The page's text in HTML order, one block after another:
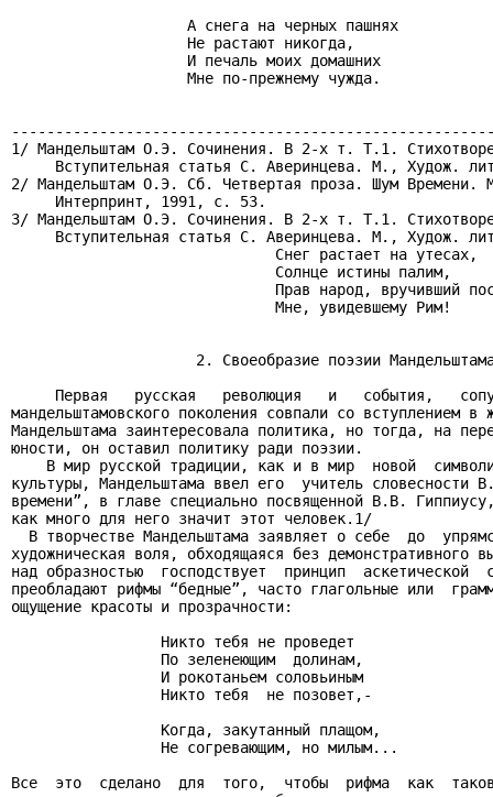
                    А снега на черных пашнях
                    Не растают никогда,
                    И печаль моих домашних
                    Мне по-прежнему чужда.
1/ Мандельштам О.Э. Сочинения. В 2-х т. Т.1.
Вступительная статья С. Аверинцева. М., Худож.
2/ Мандельштам О.Э. Сб. Четвертая проза. Шум Времени.
     Интерпринт, 1991, с. 53.
3/ Мандельштам О.Э. Сочинения. В 2-х т. Т.1.
Вступительная статья С. Аверинцева. М., Худож.
                              Снег растает на утесах,
                              Солнце истины палим,
Прав народ, вручивший
                              Мне, увидевшему Рим!
2. Своеобразие поэзии
Первая   русская   революция   и   события,
мандельштамовского поколения совпали со вступлением
Мандельштама заинтересовала политика, но тогда, на
юности, он оставил политику ради поэзии.
В мир русской традиции, как и в мир  новой
культуры, Мандельштама ввел его  учитель
времени”, в главе специально посвященной В.В.
как много для него значит этот человек.1/
В творчестве Мандельштама заявляет о себе  до
художническая воля, обходящаяся без демонстративного
над образностью  господствует  принцип  аскетической
преобладают рифмы “бедные”, часто глагольные или
ощущение красоты и прозрачности:
                 Никто тебя не проведет
                 По зеленеющим  долинам,
                 И рокотаньем соловьиным
                 Никто тебя  не позовет,-
                 Когда, закутанный плащом,
                 Не согревающим, но милым...
Все  это  сделано  для  того,  чтобы  рифма  как